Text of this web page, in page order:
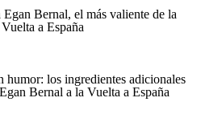
Egan Bernal, el más valiente de la
a España
humor: los ingredientes adicionales
Bernal a la Vuelta a España